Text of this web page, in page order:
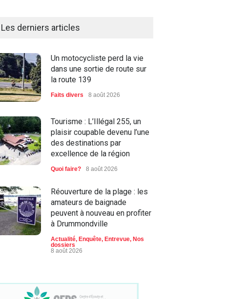
Les derniers articles
Un motocycliste perd la vie
dans une sortie de route sur
la route 139
Faits divers 8 août 2026
Tourisme : L’Illégal 255, un
plaisir coupable devenu l’une
des destinations par
excellence de la région
Quoi faire? 8 août 2026
Réouverture de la plage : les
amateurs de baignade
peuvent à nouveau en profiter
à Drummondville
Actualité, Enquête, Entrevue, Nos
dossiers
8 août 2026